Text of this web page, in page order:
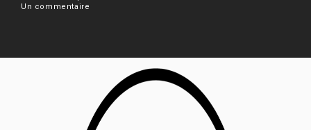
Un commentaire